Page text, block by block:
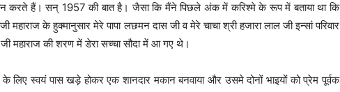
करते हैं। सन् 1957 की बात है। जैसा कि मैंने पिछले अंक में करिश्मे के रूप में बताया था कि
महाराज के हुक्मानुसार मेरे पापा लछमन दास जी व मेरे चाचा श्री हजारा लाल जी इन्सां परिवार
महाराज की शरण में डेरा सच्चा सौदा में आ गए थे।
के लिए स्वयं पास खड़े होकर एक शानदार मकान बनवाया और उसमे दोनों भाइयों को प्रेम पूर्वक